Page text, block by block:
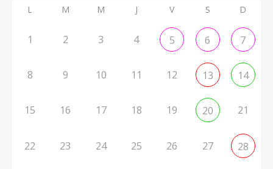
L M M J V S D
1 2 3 4 5 6 7
8 9 10 11 12 13 14
15 16 17 18 19 20 21
22 23 24 25 26 27 28